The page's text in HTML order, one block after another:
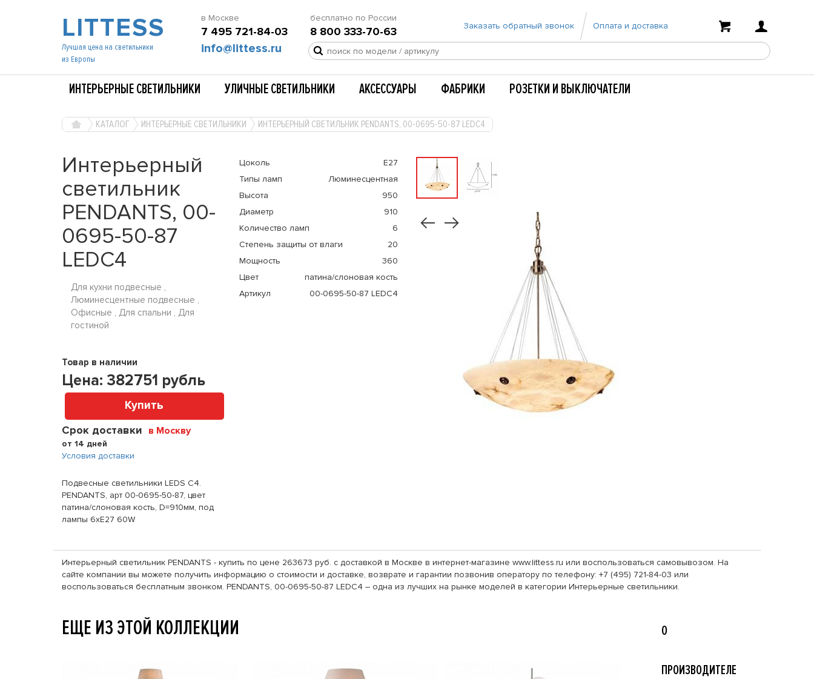
LITTESS
Лучшая цена на светильники
из Европы
в Москве
7 495 721-84-03
бесплатно по России
8 800 333-70-63 Заказать обратный звонок Оплата и доставка
info@littess.ru
ИНТЕРЬЕРНЫЕ СВЕТИЛЬНИКИ УЛИЧНЫЕ СВЕТИЛЬНИКИ АКСЕССУАРЫ ФАБРИКИ РОЗЕТКИ И ВЫКЛЮЧАТЕЛИ
КАТАЛОГ ИНТЕРЬЕРНЫЕ СВЕТИЛЬНИКИ ИНТЕРЬЕРНЫЙ СВЕТИЛЬНИК PENDANTS, 00-0695-50-87 LEDC4
Интерьерный
светильник
PENDANTS, 00-
0695-50-87
LEDC4
Для кухни подвесные ,
Люминесцентные подвесные ,
Офисные , Для спальни , Для
гостиной
Товар в наличии
Цена: 382751 рубль
Купить
Срок доставки в Москву
от 14 дней
Условия доставки
Подвесные светильники LEDS C4.
PENDANTS, арт 00-0695-50-87, цвет
патина/слоновая кость, D=910мм, под
лампы 6xE27 60W
Цоколь
E27
Типы ламп
Люминесцентная
Высота
950
Диаметр
910
Количество ламп
6
Степень защиты от влаги
20
Мощность
360
Цвет
патина/слоновая кость
Артикул
00-0695-50-87 LEDC4
Интерьерный светильник PENDANTS - купить по цене 263673 руб. с доставкой в Москве в интернет-магазине www.littess.ru или воспользоваться самовывозом. На
сайте компании вы можете получить информацию о стоимости и доставке, возврате и гарантии позвонив оператору по телефону: +7 (495) 721-84-03 или
воспользоваться бесплатным звонком. PENDANTS, 00-0695-50-87 LEDC4 – одна из лучших на рынке моделей в категории Интерьерные светильники.
ЕЩЕ ИЗ ЭТОЙ КОЛЛЕКЦИИ О
ПРОИЗВОДИТЕЛЕ